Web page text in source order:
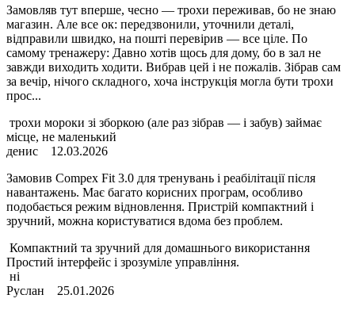
Замовляв тут вперше, чесно — трохи переживав, бо не знаю
магазин. Але все ок: передзвонили, уточнили деталі,
відправили швидко, на пошті перевірив — все ціле. По
самому тренажеру: Давно хотів щось для дому, бо в зал не
завжди виходить ходити. Вибрав цей і не пожалів. Зібрав сам
за вечір, нічого складного, хоча інструкція могла бути трохи
прос...
трохи мороки зі зборкою (але раз зібрав — і забув) займає
місце, не маленький
денис
12.03.2026
Замовив Compex Fit 3.0 для тренувань і реабілітації після
навантажень. Має багато корисних програм, особливо
подобається режим відновлення. Пристрій компактний і
зручний, можна користуватися вдома без проблем.
Компактний та зручний для домашнього використання
Простий інтерфейс і зрозуміле управління.
ні
Руслан
25.01.2026